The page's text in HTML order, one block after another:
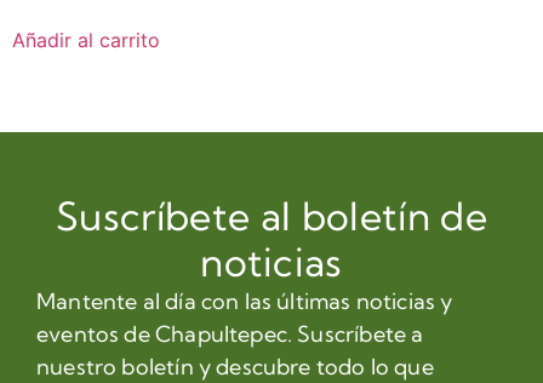
Añadir al carrito
Suscríbete al boletín de
noticias
Mantente al día con las últimas noticias y
eventos de Chapultepec. Suscríbete a
nuestro boletín y descubre todo lo que